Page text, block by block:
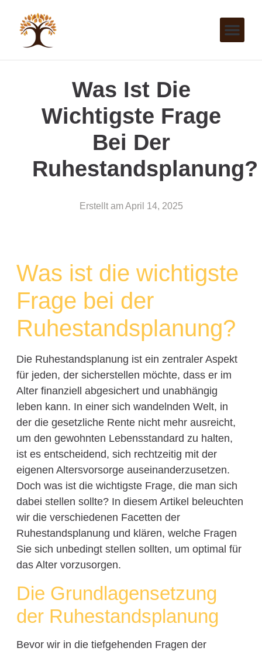
Was Ist Die
Wichtigste Frage
Bei Der
Ruhestandsplanung?
Erstellt am April 14, 2025
Was ist die wichtigste
Frage bei der
Ruhestandsplanung?
Die Ruhestandsplanung ist ein zentraler Aspekt
für jeden, der sicherstellen möchte, dass er im
Alter finanziell abgesichert und unabhängig
leben kann. In einer sich wandelnden Welt, in
der die gesetzliche Rente nicht mehr ausreicht,
um den gewohnten Lebensstandard zu halten,
ist es entscheidend, sich rechtzeitig mit der
eigenen Altersvorsorge auseinanderzusetzen.
Doch was ist die wichtigste Frage, die man sich
dabei stellen sollte? In diesem Artikel beleuchten
wir die verschiedenen Facetten der
Ruhestandsplanung und klären, welche Fragen
Sie sich unbedingt stellen sollten, um optimal für
das Alter vorzusorgen.
Die Grundlagensetzung
der Ruhestandsplanung
Bevor wir in die tiefgehenden Fragen der